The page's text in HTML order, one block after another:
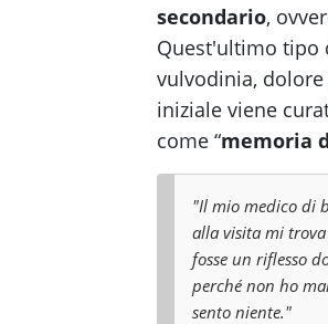
secondario,
Quest'ultimo tipo
vulvodinia,
iniziale viene
come “memoria
"Il mio medico di
alla visita mi
fosse un riflesso
perché non ho
sento niente."